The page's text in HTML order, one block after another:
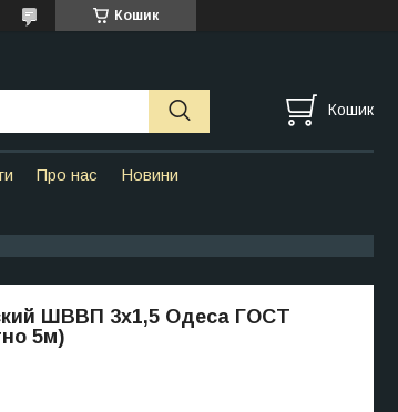
Кошик
Кошик
Про нас Новини
ШВВП 3х1,5 Одеса ГОСТ
5м)